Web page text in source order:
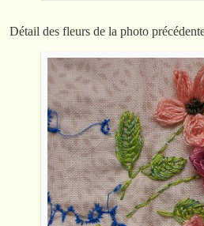
Détail des fleurs de la photo